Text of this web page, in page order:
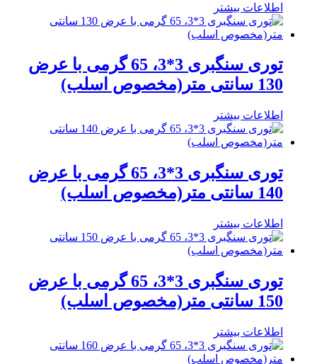
اطلاعات بیشتر
توری سنگبری 3*3، 65 گرمی با عرض
130 سانتی متر(مخصوص اسلب)
اطلاعات بیشتر
توری سنگبری 3*3، 65 گرمی با عرض
140 سانتی متر(مخصوص اسلب)
اطلاعات بیشتر
توری سنگبری 3*3، 65 گرمی با عرض
150 سانتی متر(مخصوص اسلب)
اطلاعات بیشتر